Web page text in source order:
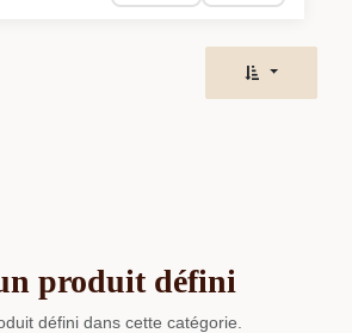
produit défini
défini dans cette catégorie.